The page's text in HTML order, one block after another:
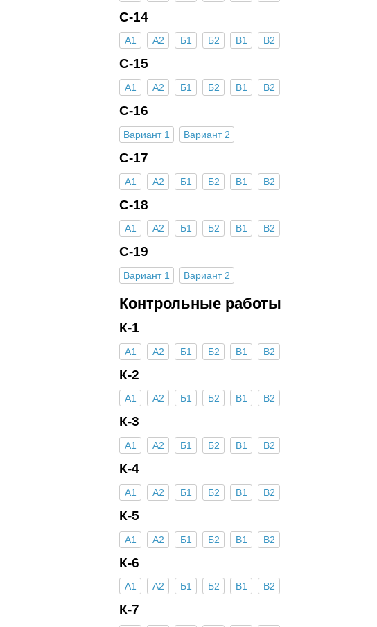
С-14
А1 А2 Б1 Б2 В1 В2
С-15
А1 А2 Б1 Б2 В1 В2
С-16
Вариант 1 Вариант 2
С-17
А1 А2 Б1 Б2 В1 В2
С-18
А1 А2 Б1 Б2 В1 В2
С-19
Вариант 1 Вариант 2
Контрольные работы
К-1
А1 А2 Б1 Б2 В1 В2
К-2
А1 А2 Б1 Б2 В1 В2
К-3
А1 А2 Б1 Б2 В1 В2
К-4
А1 А2 Б1 Б2 В1 В2
К-5
А1 А2 Б1 Б2 В1 В2
К-6
А1 А2 Б1 Б2 В1 В2
К-7